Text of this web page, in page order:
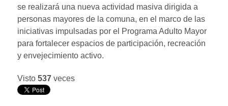
se realizará una nueva actividad masiva dirigida a
personas mayores de la comuna, en el marco de las
iniciativas impulsadas por el Programa Adulto Mayor
para fortalecer espacios de participación, recreación
y envejecimiento activo.
Visto 537 veces